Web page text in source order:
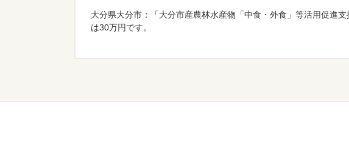
大分県大分市：「大分市産農林水産物「中食・外食」等活用促進
は30万円です。